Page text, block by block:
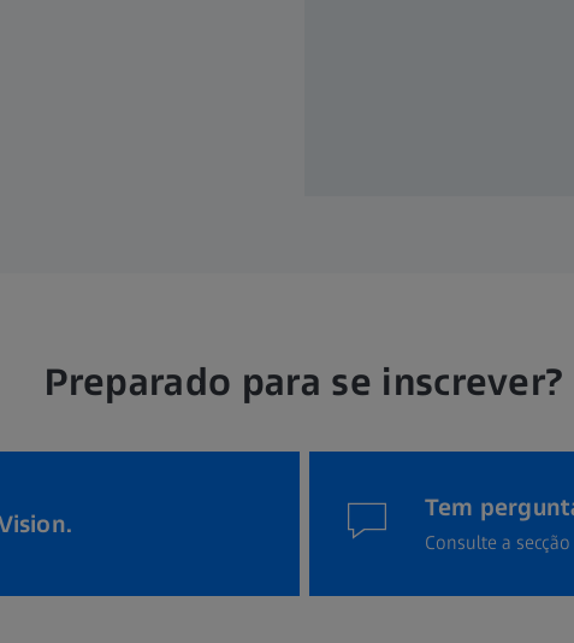
Preparado para se inscrever?
Tem
Consulte a